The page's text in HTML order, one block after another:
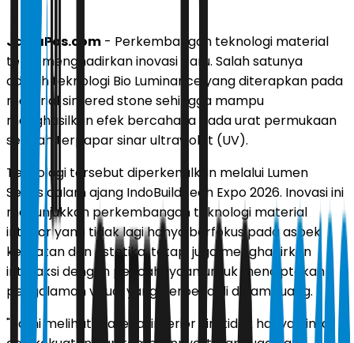
JawaPos.com - Perkembangan teknologi material
terus menghadirkan inovasi baru. Salah satunya
adalah teknologi Bio Luminance yang diterapkan pada
material sintered stone sehingga mampu
menghasilkan efek bercahaya pada urat permukaan
setelah terpapar sinar ultraviolet (UV).
Teknologi tersebut diperkenalkan melalui Lumen
Series dalam ajang IndoBuildTech Expo 2026. Inovasi ini
menunjukkan perkembangan teknologi material
interior yang tidak lagi hanya berfokus pada aspek
kekuatan dan estetika, tetapi juga menghadirkan
interaksi dengan pencahayaan untuk menciptakan
pengalaman visual yang berbeda di dalam ruang.
"Kami melihat material interior kini tidak hanya dinilai